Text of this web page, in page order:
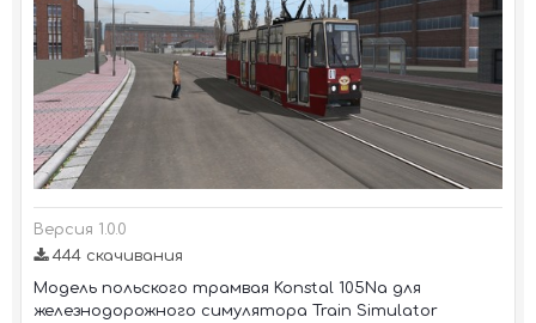
Версия 1.0.0
444 скачивания
Модель польского трамвая Konstal 105Na для
железнодорожного симулятора Train Simulator